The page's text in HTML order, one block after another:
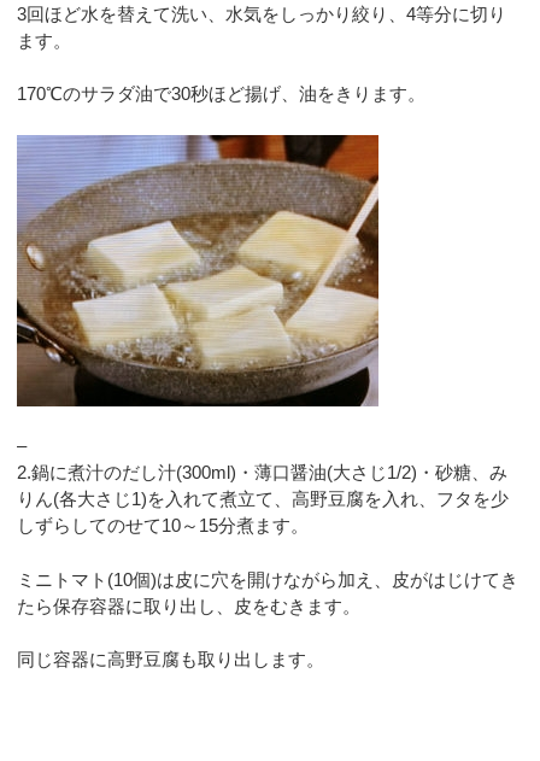
3回ほど水を替えて洗い、水気をしっかり絞り、4等分に切り
ます。
170℃のサラダ油で30秒ほど揚げ、油をきります。
–
2.鍋に煮汁のだし汁(300ml)・薄口醤油(大さじ1/2)・砂糖、み
りん(各大さじ1)を入れて煮立て、高野豆腐を入れ、フタを少
しずらしてのせて10～15分煮ます。
ミニトマト(10個)は皮に穴を開けながら加え、皮がはじけてき
たら保存容器に取り出し、皮をむきます。
同じ容器に高野豆腐も取り出します。